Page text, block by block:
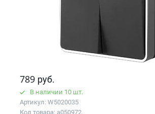
789 руб.
В наличии 10 шт.
Артикул: W5020035
Код товара: a050972